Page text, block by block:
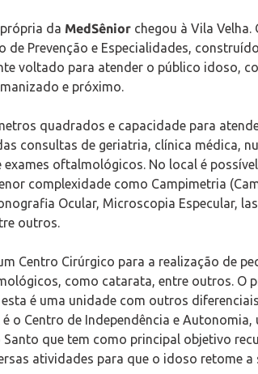
da MedSênior chegou à Vila
de Prevenção e Especialidades,
voltado para atender o público idoso,
e próximo.
quadrados e capacidade para
consultas de geriatria, clínica médica,
exames oftalmológicos. No local é
complexidade como Campimetria
Ocular, Microscopia Especular,
outros.
Centro Cirúrgico para a realização de
como catarata, entre outros. O
é uma unidade com outros
é o Centro de Independência e
que tem como principal objetivo
atividades para que o idoso retome a